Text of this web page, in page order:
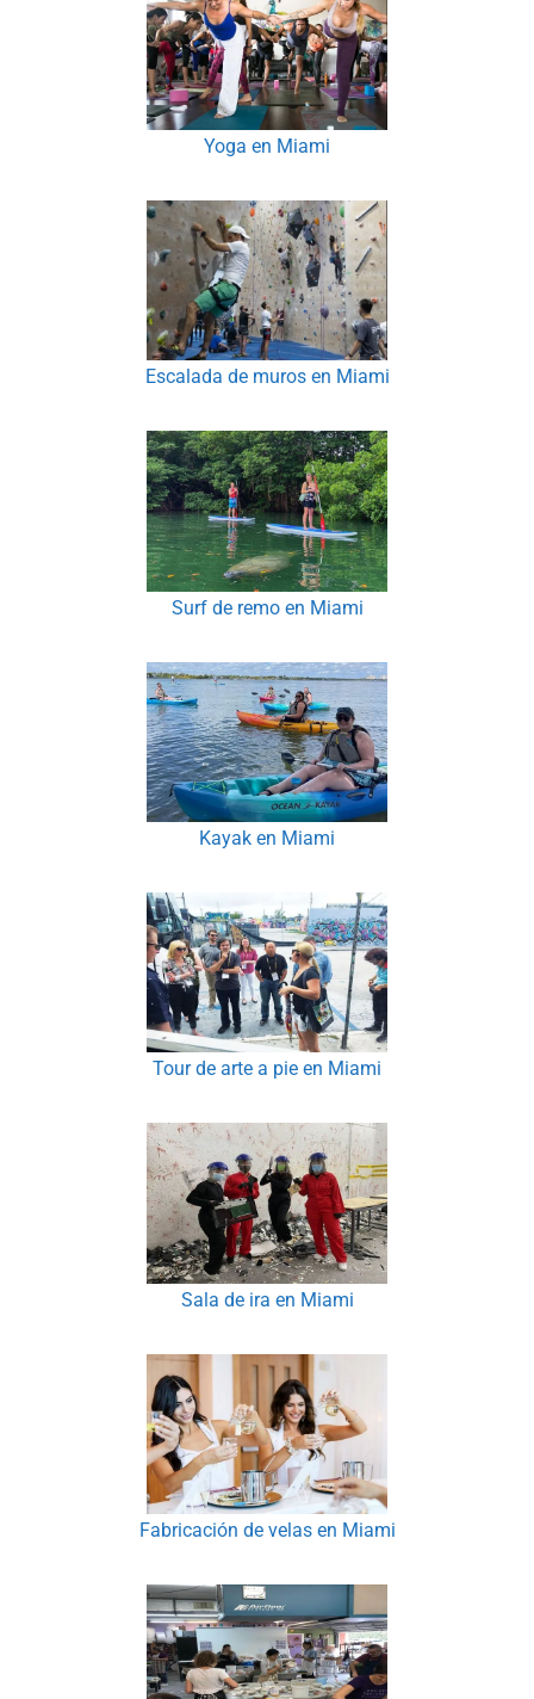
Yoga en Miami
Escalada de muros en Miami
Surf de remo en Miami
Kayak en Miami
Tour de arte a pie en Miami
Sala de ira en Miami
Fabricación de velas en Miami